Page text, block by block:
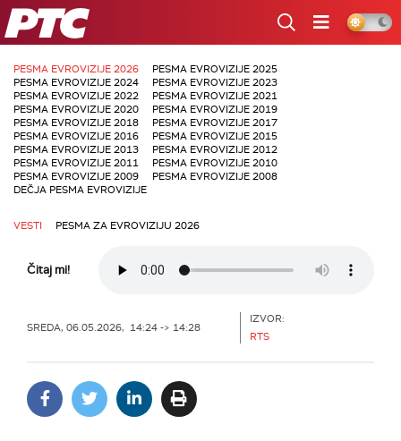
RTS
PESMA EVROVIZIJE 2026
PESMA EVROVIZIJE 2025
PESMA EVROVIZIJE 2024
PESMA EVROVIZIJE 2023
PESMA EVROVIZIJE 2022
PESMA EVROVIZIJE 2021
PESMA EVROVIZIJE 2020
PESMA EVROVIZIJE 2019
PESMA EVROVIZIJE 2018
PESMA EVROVIZIJE 2017
PESMA EVROVIZIJE 2016
PESMA EVROVIZIJE 2015
PESMA EVROVIZIJE 2013
PESMA EVROVIZIJE 2012
PESMA EVROVIZIJE 2011
PESMA EVROVIZIJE 2010
PESMA EVROVIZIJE 2009
PESMA EVROVIZIJE 2008
DEČJA PESMA EVROVIZIJE
VESTI PESMA ZA EVROVIZIJU 2026
Čitaj mi!
SREDA, 06.05.2026, 14:24 -> 14:28
IZVOR:
RTS